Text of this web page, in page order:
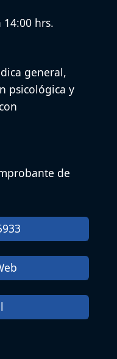
14:00 hrs.
general,
psicológica y
de